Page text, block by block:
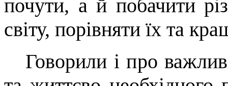
почути, а й побачити
світу, порівняти їх та
Говорили і про